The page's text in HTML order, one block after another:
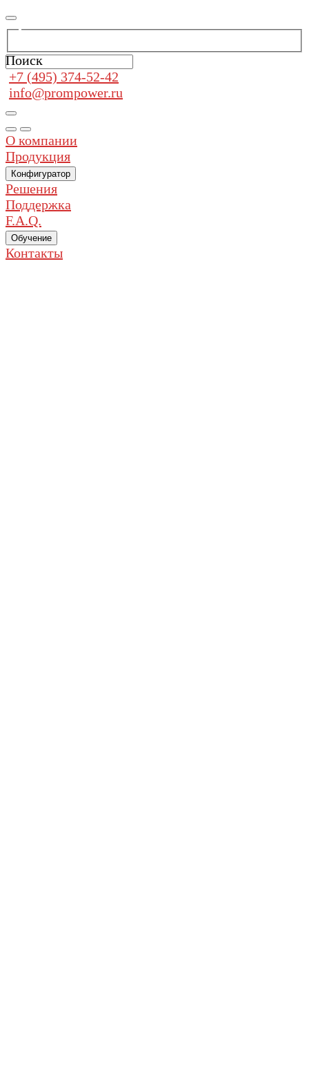
Поиск
+7 (495) 374-52-42
info@prompower.ru
О компании
Продукция
Конфигуратор
Решения
Поддержка
F.A.Q.
Обучение
Контакты